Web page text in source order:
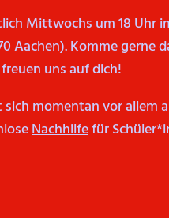
Mittwochs um 18 Uhr
Aachen). Komme gerne
uns auf dich!
momentan vor allem
Nachhilfefür